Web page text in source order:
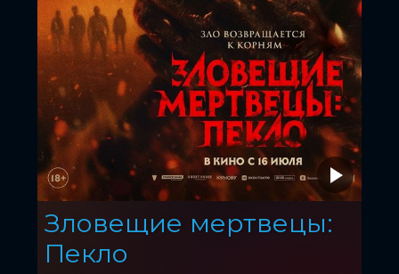
Зловещие мертвецы:
Пекло